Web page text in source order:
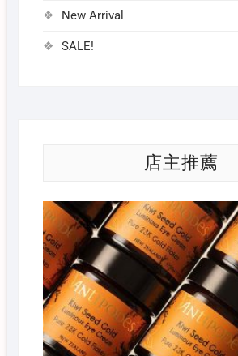
New Arrival
SALE!
店主推薦